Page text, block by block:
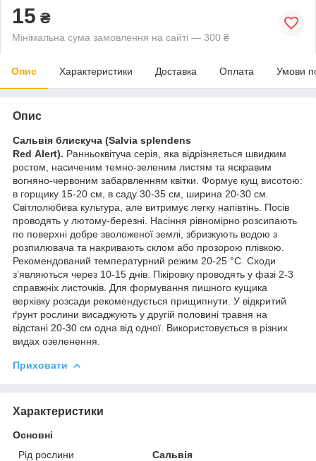
15 ₴
Мінімальна сума замовлення на сайті — 300 ₴
Опис Характеристики Доставка Оплата Умови
Опис
Сальвія блискуча (Salvia splendens
Red Alert). Ранньоквітуча серія, яка відрізняється швидким
ростом, насиченим темно-зеленим листям та яскравим
вогняно-червоним забарвленням квітки. Формує кущ висотою:
в горщику 15-20 см, в саду 30-35 см, ширина 20-30 см.
Світлолюбива культура, але витримує легку напівтінь. Посів
проводять у лютому-березні. Насіння рівномірно розсипають
по поверхні добре зволоженої землі, збризкують водою з
розпилювача та накривають склом або прозорою плівкою.
Рекомендований температурний режим 20-25 °C. Сходи
з’являються через 10-15 днів. Пікіровку проводять у фазі 2-3
справжніх листочків. Для формування пишного кущика
верхівку розсади рекомендується прищипнути. У відкритий
ґрунт рослини висаджують у другій половині травня на
відстані 20-30 см одна від одної. Використовується в різних
видах озеленення.
Приховати
Характеристики
Основні
Рід рослини
Сальвія